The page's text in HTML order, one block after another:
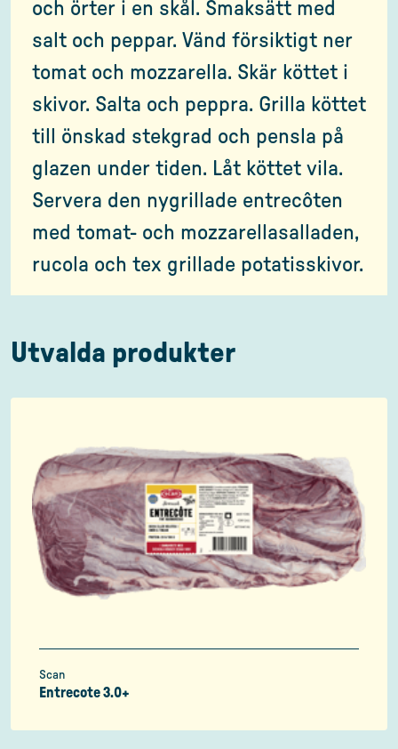
och örter i en skål. Smaksätt med
salt och peppar. Vänd försiktigt ner
tomat och mozzarella. Skär köttet i
skivor. Salta och peppra. Grilla köttet
till önskad stekgrad och pensla på
glazen under tiden. Låt köttet vila.
Servera den nygrillade entrecôten
med tomat- och mozzarellasalladen,
rucola och tex grillade potatisskivor.
Utvalda produkter
Scan
Entrecote 3.0+